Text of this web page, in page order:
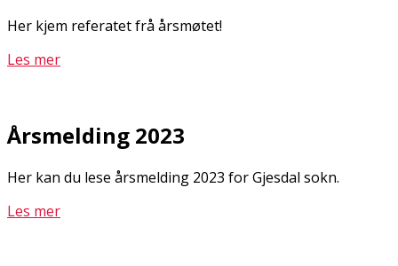
Her kjem referatet frå årsmøtet!
Les mer
Årsmelding 2023
Her kan du lese årsmelding 2023 for Gjesdal sokn.
Les mer